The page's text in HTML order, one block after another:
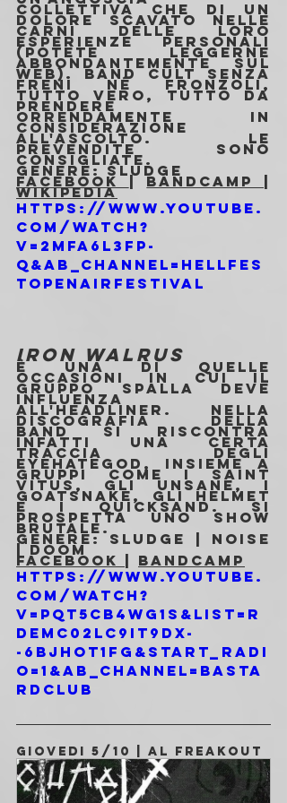
collettiva che di un
dolore scavato nelle
carni delle loro
esperienze personali
(potete leggerne
abbondantemente sul
web). Band cult senza
freni né fronzoli,
tutto vero, tutto da
prendere
orrendamente in
considerazione
all'ascolto. Le
prevendite sono
consigliate.
Genere: Sludge
Facebook | Bandcamp
Wikipedia
https://www.youtube.
com/watch?
v=2mFA6L3fP-
Q&ab_channel=Hellfes
tOpenAirFestival
IRON WALRUS
È una di quelle
occasioni in cui il
gruppo spalla deve
influenza
all'headliner. Nella
discografia della
band si riscontra
infatti una certa
traccia degli
Eyehategod, insieme a
gruppi come i Saint
Vitus, gli Unsane, i
Goatsnake, gli Helmet
e i Quicksand. Si
prospetta uno show
brutale.
Genere: Sludge | Noise
| Doom
Facebook | Bandcamp
https://www.youtube.
com/watch?
v=pqt5cB4wg1s&list=R
DEMC02lc9it9dX-
-6bjHOT1fg&start_radi
o=1&ab_channel=Basta
rdClub
GIOVEDI 5/10 | AL FREAKOUT